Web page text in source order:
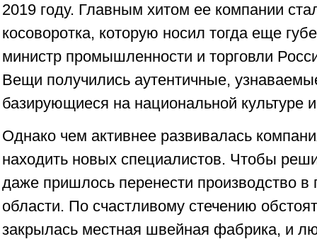
2019 году. Главным хитом ее компании
косоворотка, которую носил тогда еще
министр промышленности и торговли
Вещи получились аутентичные,
базирующиеся на национальной культуре
Однако чем активнее развивалась
находить новых специалистов. Чтобы
даже пришлось перенести производство в
области. По счастливому стечению
закрылась местная швейная фабрика, и